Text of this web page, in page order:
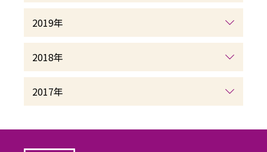
2019年
2018年
2017年